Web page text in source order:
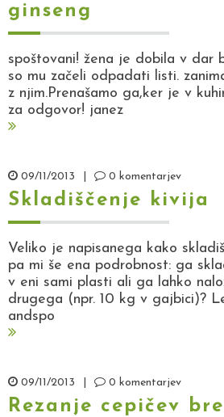
ginseng
spoštovani! žena je dobila v dar
so mu začeli odpadati listi.
z njim.Prenašamo ga,ker je v
za odgovor! janez
09/11/2013 0 komentarjev
Skladiščenje kivija
Veliko je napisanega kako
pa mi še ena podrobnost: ga
v eni sami plasti ali ga lahko
drugega (npr. 10 kg v gajbici)?
andspo
09/11/2013 0 komentarjev
Rezanje cepičev